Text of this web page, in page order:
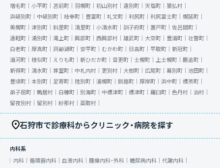
増毛町｜ 小平町｜ 苫前町｜ 羽幌町｜ 初山別村｜ 遠別町｜ 天塩町｜ 猿払村｜
浜頓別町｜ 中頓別町｜ 枝幸町｜ 豊富町｜ 礼文町｜ 利尻町｜ 利尻富士町｜ 幌延町｜
美幌町｜ 津別町｜ 斜里町｜ 清里町｜ 小清水町｜ 訓子府町｜ 置戸町｜ 佐呂間町｜
遠軽町｜ 湧別町｜ 滝上町｜ 興部町｜ 西興部村｜ 雄武町｜ 大空町｜ 豊浦町｜ 壮瞥町｜
白老町｜ 厚真町｜ 洞爺湖町｜ 安平町｜ むかわ町｜ 日高町｜ 平取町｜ 新冠町｜
浦河町｜ 様似町｜ えりも町｜ 新ひだか町｜ 音更町｜ 士幌町｜ 上士幌町｜ 鹿追町｜
新得町｜ 清水町｜ 芽室町｜ 中札内村｜ 更別村｜ 大樹町｜ 広尾町｜ 幕別町｜ 池田町｜
豊頃町｜ 本別町｜ 足寄町｜ 陸別町｜ 浦幌町｜ 釧路町｜ 厚岸町｜ 浜中町｜ 標茶町｜
弟子屈町｜ 鶴居村｜ 白糠町｜ 別海町｜ 中標津町｜ 標津町｜ 羅臼町｜ 色丹村｜ 泊村｜
留夜別村｜ 留別村｜ 紗那村｜ 蘂取村｜
石狩市で診療科からクリニック・病院を探す
内科系
内科｜ 循環器内科｜ 血液内科｜ 腫瘍内科・外科｜ 糖尿病内科｜ 代謝内科｜